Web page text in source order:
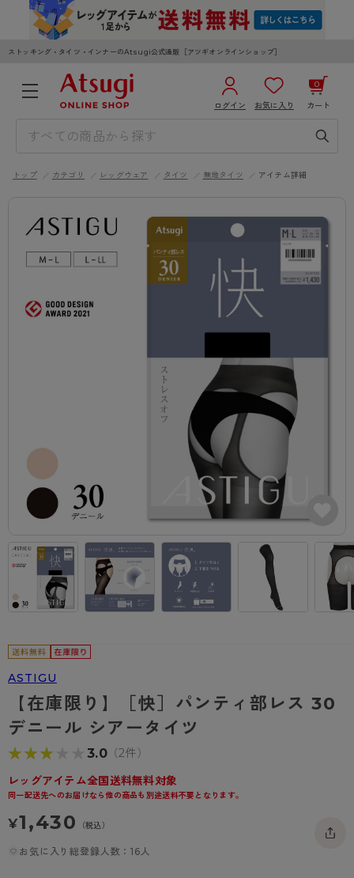
ストッキング・タイツ・インナーのAtsugi公式通販［アツギオンラインショップ］
ログイン お気に入り カート
0
3,980円以上のご購入で送料無料
WOMEN
- 無地ストッキング
- 柄ストッキング
- ショート丈ストッキング
- 着圧ストッキング
- パンティ部レスストッキング
タイツ
- 柄タイツ
- ひざ下丈タイツ
- 着圧タイツ
ソックス・靴下
レギンス・スパッツ
ブラジャー
- ノンワイヤーブラ
- ワイヤーブラ
- ブラトップ
ショーツ
- レギュラーショーツ
肌着・インナー
- 長袖（七分袖以上）
- タンクトップ
- カップ付きインナー
ライフスタイルウェア
ボトムス
トップス
ルームウェア・パジャマ
アクティブ・スポーツ
- スポーツブラ
雑貨・小物
クルー・レギュラー丈ソックス
スニーカー丈・くるぶし丈ソックス
ハイソックス
メンズパンツ
ボクサー
トランクス
Tバック・ビキニ
肌着・インナー
ライフスタイルウェア
ボトムス
トップス
ルームウェア・パジャマ
ソックス・靴下
クルー・レギュラー丈ソックス
スニーカー丈・くるぶし丈ソックス
ハイソックス
スクールソックス
ブラジャー
ノンワイヤーブラ
ワイヤーブラ
スポーツブラ
ショーツ
レギュラーショーツ
AZGI
アスティーグ
クリアビューティアクティブ
スゴスト
フェイクタイツ
hotto comfort
スクールタイム
みんなの、みんなの。
CLINICAL
ハイジュニ
商品選びのお手伝い
お悩み別ガードル
私に似合う、ストッキング選び
タイツの選び方
ご利用ガイド
はじめての方へ
よくある質問（FAQ）
配送方法について
返品・交換について
お問い合わせについて
トップ カテゴリ レッグウェア タイツ 無地タイツ アイテム詳細
ASTIGU
【在庫限り】［快］パンティ部レス 30
デニール シアータイツ
★★★★★
★★★★★ 3.0（2件）
レッグアイテム全国送料無料対象
同一配送先へのお届けなら他の商品も別途送料不要となります。
¥1,430 （税込）
お気に入り総登録人数：16人